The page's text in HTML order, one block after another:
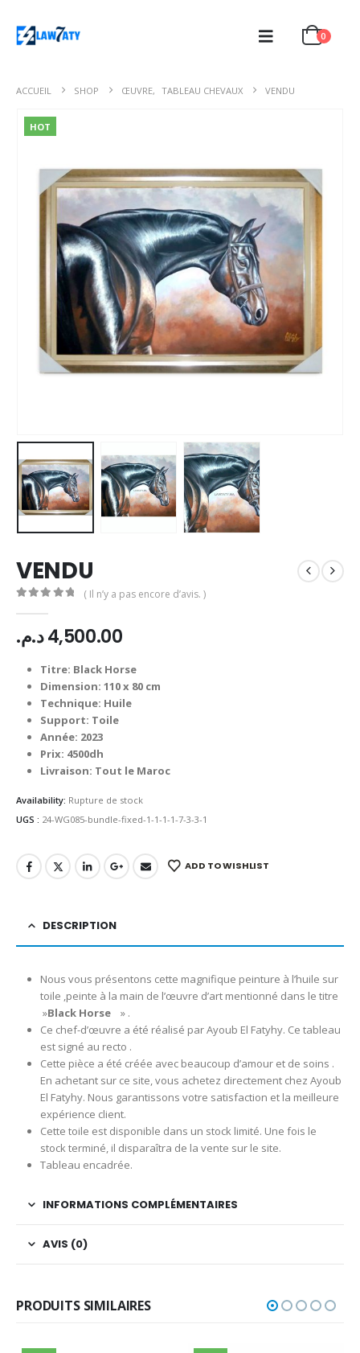
0
ACCUEIL SHOP ŒUVRE, TABLEAU CHEVAUX VENDU
HOT
VENDU
( Il n’y a pas encore d’avis. )
4,500.00د.م.
Titre: Black Horse
Dimension: 110 x 80 cm
Technique: Huile
Support: Toile
Année: 2023
Prix: 4500dh
Livraison: Tout le Maroc
Availability: Rupture de stock
UGS : 24-WG085-bundle-fixed-1-1-1-1-7-3-3-1
ADD TO WISHLIST
DESCRIPTION
Nous vous présentons cette magnifique peinture à l’huile sur
toile ,peinte à la main de l’œuvre d’art mentionné dans le titre
»Black Horse
» .
Ce chef-d’œuvre a été réalisé par Ayoub El Fatyhy. Ce tableau
est signé au recto .
Cette pièce a été créée avec beaucoup d’amour et de soins .
En achetant sur ce site, vous achetez directement chez Ayoub
El Fatyhy. Nous garantissons votre satisfaction et la meilleure
expérience client.
Cette toile est disponible dans un stock limité. Une fois le
stock terminé, il disparaîtra de la vente sur le site.
Tableau encadrée.
INFORMATIONS COMPLÉMENTAIRES
AVIS (0)
PRODUITS SIMILAIRES